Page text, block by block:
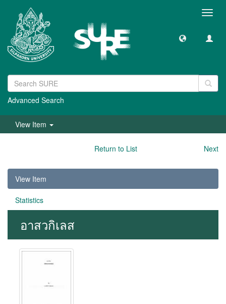
Advanced Search
View Item
Return to List Next
View Item
Statistics
อาสวกิเลส